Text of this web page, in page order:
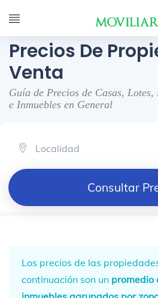
Precios De
Venta
Guía de Precios de Casas,
e Inmuebles en General
Localidad
Consultar
Los precios de las
continuación son un promedio